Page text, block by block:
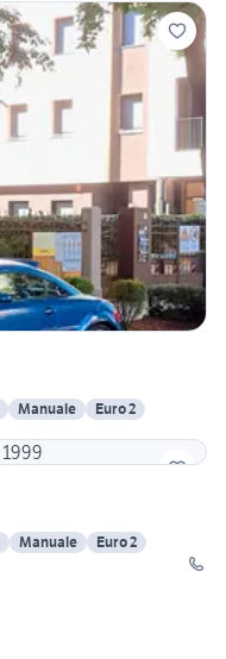
Manuale
Euro 2
Manuale
Euro 2